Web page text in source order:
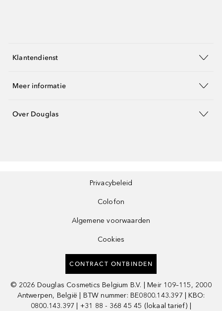
Klantendienst
Meer informatie
Over Douglas
Privacybeleid
Colofon
Algemene voorwaarden
Cookies
CONTRACT ONTBINDEN
© 2026 Douglas Cosmetics Belgium B.V. | Meir 109–115, 2000
Antwerpen, België | BTW nummer: BE0800.143.397 | KBO:
0800.143.397 | +31 88 - 368 45 45 (lokaal tarief) |